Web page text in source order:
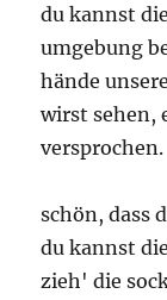
du kannst
umgebung
hände
wirst sehen,
versprochen.
schön, dass
du kannst
zieh' die